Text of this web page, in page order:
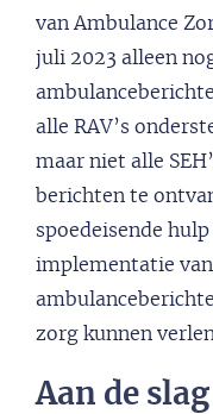
van Ambulance
juli 2023 alleen
alle RAV’s
maar niet alle
berichten te
spoedeisende
implementatie
zorg kunnen
Aan de